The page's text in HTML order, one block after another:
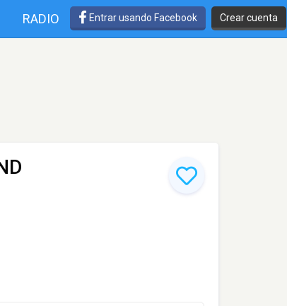
RADIO Entrar usando Facebook Crear cuenta